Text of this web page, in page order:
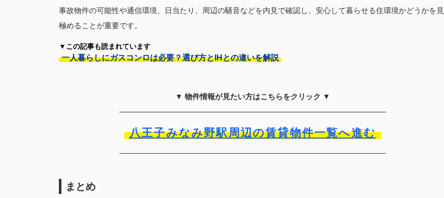
事故物件の可能性や通信環境、日当たり、周辺の騒音などを内見で確認し、安心して暮らせる住環境かどうかを見
極めることが重要です。
▼この記事も読まれています
一人暮らしにガスコンロは必要？選び方とIHとの違いを解説
▼ 物件情報が見たい方はこちらをクリック ▼
八王子みなみ野駅周辺の賃貸物件一覧へ進む
まとめ